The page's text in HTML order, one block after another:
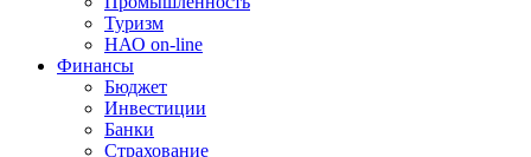
Туризм
НАО on-line
Финансы
Бюджет
Инвестиции
Банки
Страхование